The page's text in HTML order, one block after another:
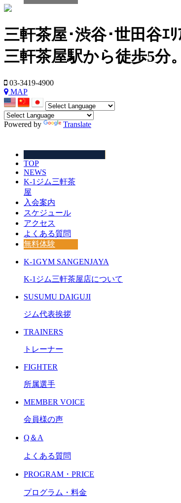
三軒茶屋･渋谷･世田谷ｴﾘ
三軒茶屋駅から徒歩5分。
03-3419-4900
MAP
Powered by Translate
TOP
NEWS
K-1ジム三軒茶
屋
入会案内
スケジュール
アクセス
よくある質問
無料体験
K-1GYM SANGENJAYA
K-1ジム三軒茶屋店について
SUSUMU DAIGUJI
ジム代表挨拶
TRAINERS
トレーナー
FIGHTER
所属選手
MEMBER VOICE
会員様の声
Q＆A
よくある質問
PROGRAM・PRICE
プログラム・料金